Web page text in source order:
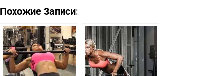
Похожие Записи: